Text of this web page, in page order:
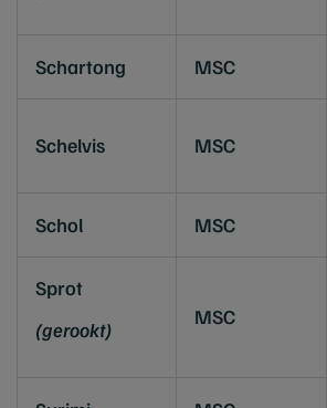
Schartong MSC
Schelvis MSC
Schol MSC
Sprot
(gerookt)
MSC